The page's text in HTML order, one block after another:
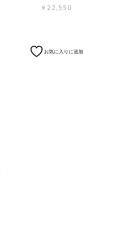
￥ 22,550
お気に入りに追加